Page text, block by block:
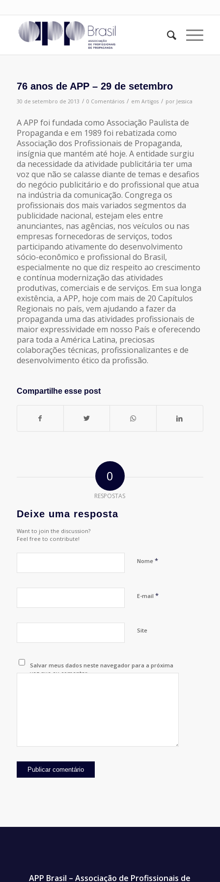
76 anos de APP – 29 de setembro
30 de setembro de 2013 / 0 Comentários / em Artigos / por Jessica
A APP foi fundada como Associação Paulista de
Propaganda e em 1989 foi rebatizada como
Associação dos Profissionais de Propaganda,
insígnia que mantém até hoje. A entidade surgiu
da necessidade da atividade publicitária ter uma
voz que não se calasse diante de temas e desafios
do negócio publicitário e do profissional que atua
na indústria da comunicação. Congrega os
profissionais dos mais variados segmentos da
publicidade nacional, estejam eles entre
anunciantes, nas agências, nos veículos ou nas
empresas fornecedoras de serviços, todos
participando ativamente do desenvolvimento
sócio-econômico e profissional do Brasil,
especialmente no que diz respeito ao crescimento
e contínua modernização das atividades
produtivas, comerciais e de serviços. Em sua longa
existência, a APP, hoje com mais de 20 Capítulos
Regionais no país, vem ajudando a fazer da
propaganda uma das atividades profissionais de
maior expressividade em nosso País e oferecendo
para toda a América Latina, preciosas
colaborações técnicas, profissionalizantes e de
desenvolvimento ético da profissão.
Compartilhe esse post
0
RESPOSTAS
Deixe uma resposta
Want to join the discussion?
Feel free to contribute!
Nome *
E-mail *
Site
Salvar meus dados neste navegador para a próxima
vez que eu comentar.
APP Brasil – Associação de Profissionais de